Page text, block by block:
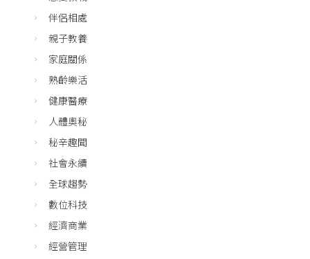
伴侶相處
親子教養
家庭關係
熟齡樂活
健康醫療
人體奧秘
秘辛趣聞
社會永續
全球趨勢
數位科技
經濟商業
經營管理